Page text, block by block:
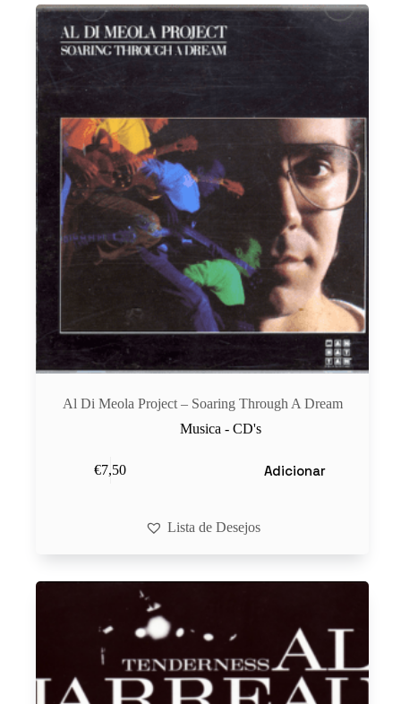
Al Di Meola Project ‎– Soaring Through A Dream
Musica - CD's
€7,50 Adicionar
Lista de Desejos